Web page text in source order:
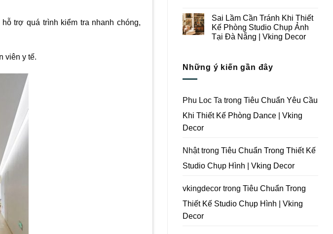
trợ quá trình kiểm tra nhanh chóng,
viên y tế.
Quay
Phim
Tại
Đà
Nẵng
Khi
Thiết
Kế
Thi
Công
Trường
Tại
Vking
Decor
bình
luận
ở
Tips
Quay
Phim
Vking
Sai Lầm Cần Tránh Khi Thiết
Kế Phòng Studio Chụp Ảnh
Tại Đà Nẵng | Vking Decor
luận
ở
Tránh
Khi
Kế
Tại
Đà
Nẵng
|
Những ý kiến gần đây
Phu Loc Ta trong Tiêu Chuẩn Yêu Cầu
Khi Thiết Kế Phòng Dance | Vking
Decor
Nhậttrong Tiêu Chuẩn Trong Thiết Kế
Studio Chụp Hình | Vking Decor
vkingdecor trong Tiêu Chuẩn Trong
Thiết Kế Studio Chụp Hình | Vking
Decor